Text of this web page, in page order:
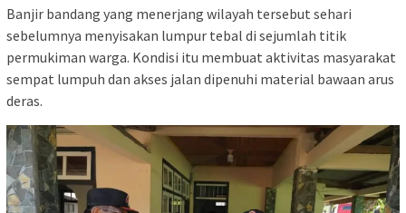
Banjir bandang yang menerjang wilayah tersebut sehari
sebelumnya menyisakan lumpur tebal di sejumlah titik
permukiman warga. Kondisi itu membuat aktivitas masyarakat
sempat lumpuh dan akses jalan dipenuhi material bawaan arus
deras.